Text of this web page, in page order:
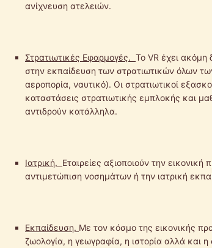
ανίχνευση ατελειών.
Στρατιωτικές Εφαρμογές. Το VR έχει ακόμη
στην εκπαίδευση των στρατιωτικών όλων
αεροπορία, ναυτικό). Οι στρατιωτικοί
καταστάσεις στρατιωτικής εμπλοκής και
αντιδρούν κατάλληλα.
Ιατρική. Εταιρείες αξιοποιούν την εικονική
αντιμετώπιση νοσημάτων ή την ιατρική
Εκπαίδευση. Με τον κόσμο της εικονικής
ζωολογία, η γεωγραφία, η ιστορία αλλά και η